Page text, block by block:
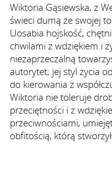
Wiktoria Gąsiewska, z
świeci dumą ze swojej
Uosabia hojskość,
chwilami z wdziękiem i
niezaprzeczalną
autorytet; jej styl życia
do kierowania z
Wiktoria nie toleruje
przeciętności i z
przeciwnościami,
obfitością, którą